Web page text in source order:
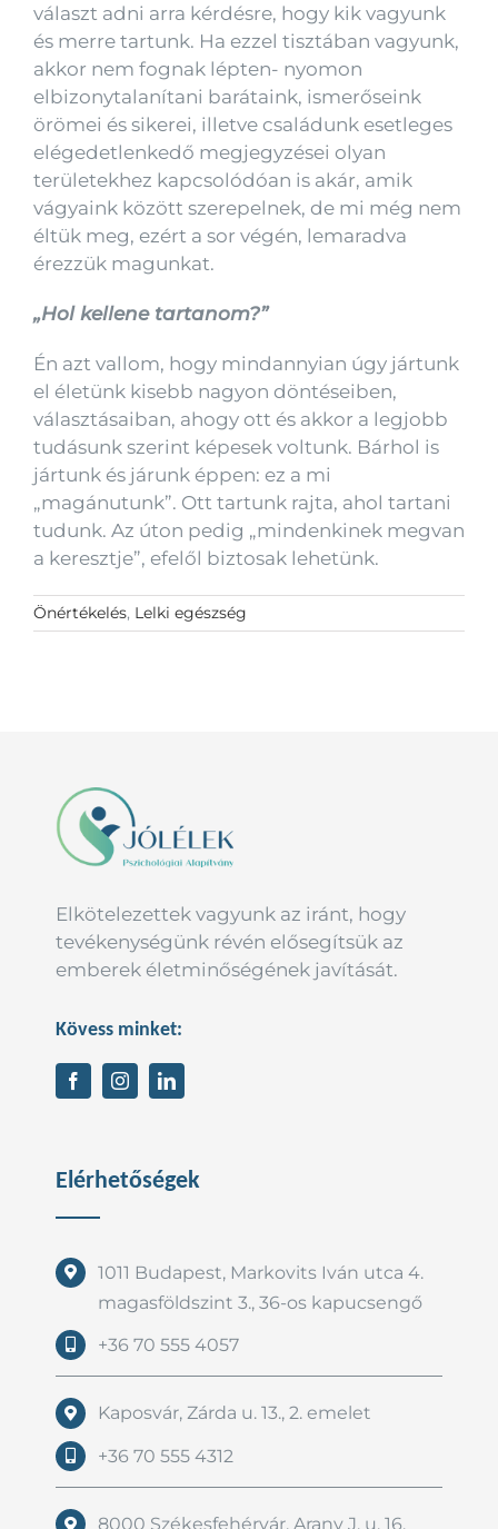
választ adni arra kérdésre, hogy kik vagyunk
és merre tartunk. Ha ezzel tisztában vagyunk,
akkor nem fognak lépten- nyomon
elbizonytalanítani barátaink, ismerőseink
örömei és sikerei, illetve családunk esetleges
elégedetlenkedő megjegyzései olyan
területekhez kapcsolódóan is akár, amik
vágyaink között szerepelnek, de mi még nem
éltük meg, ezért a sor végén, lemaradva
érezzük magunkat.
„Hol kellene tartanom?”
Én azt vallom, hogy mindannyian úgy jártunk
el életünk kisebb nagyon döntéseiben,
választásaiban, ahogy ott és akkor a legjobb
tudásunk szerint képesek voltunk. Bárhol is
jártunk és járunk éppen: ez a mi
„magánutunk”. Ott tartunk rajta, ahol tartani
tudunk. Az úton pedig „mindenkinek megvan
a keresztje”, efelől biztosak lehetünk.
Önértékelés, Lelki egészség
Elkötelezettek vagyunk az iránt, hogy
tevékenységünk révén elősegítsük az
emberek életminőségének javítását.
Kövess minket:
Elérhetőségek
1011 Budapest, Markovits Iván utca 4.
magasföldszint 3., 36-os kapucsengő
+36 70 555 4057
Kaposvár, Zárda u. 13., 2. emelet
+36 70 555 4312
8000 Székesfehérvár, Arany J. u. 16.